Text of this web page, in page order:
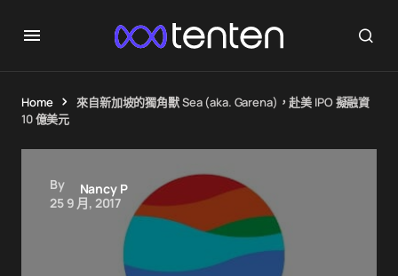
Home
來自新加坡的獨角獸 Sea (aka. Garena)，赴美 IPO 擬融資
10 億美元
By
Nancy P
25 9 月, 2017